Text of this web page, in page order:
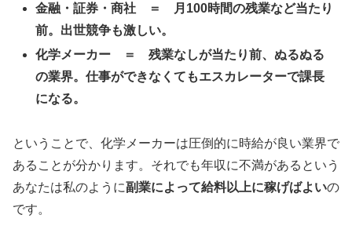
金融・証券・商社 ＝ 月100時間の残業など当たり
前。出世競争も激しい。
化学メーカー ＝ 残業なしが当たり前、ぬるぬる
の業界。仕事ができなくてもエスカレーターで課長
になる。
ということで、化学メーカーは圧倒的に時給が良い業界で
あることが分かります。それでも年収に不満があるという
あなたは私のように副業によって給料以上に稼げばよいの
です。